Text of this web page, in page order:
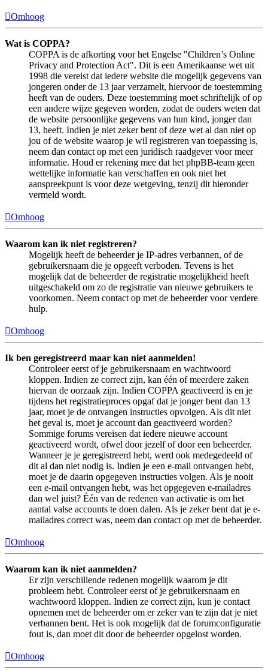
Omhoog
Wat is COPPA?
COPPA is de afkorting voor het Engelse "Children’s Online
Privacy and Protection Act". Dit is een Amerikaanse wet uit
1998 die vereist dat iedere website die mogelijk gegevens van
jongeren onder de 13 jaar verzamelt, hiervoor de toestemming
heeft van de ouders. Deze toestemming moet schriftelijk of op
een andere wijze gegeven worden, zodat de ouders weten dat
de website persoonlijke gegevens van hun kind, jonger dan
13, heeft. Indien je niet zeker bent of deze wet al dan niet op
jou of de website waarop je wil registreren van toepassing is,
neem dan contact op met een juridisch raadgever voor meer
informatie. Houd er rekening mee dat het phpBB-team geen
wettelijke informatie kan verschaffen en ook niet het
aanspreekpunt is voor deze wetgeving, tenzij dit hieronder
vermeld wordt.
Omhoog
Waarom kan ik niet registreren?
Mogelijk heeft de beheerder je IP-adres verbannen, of de
gebruikersnaam die je opgeeft verboden. Tevens is het
mogelijk dat de beheerder de registratie mogelijkheid heeft
uitgeschakeld om zo de registratie van nieuwe gebruikers te
voorkomen. Neem contact op met de beheerder voor verdere
hulp.
Omhoog
Ik ben geregistreerd maar kan niet aanmelden!
Controleer eerst of je gebruikersnaam en wachtwoord
kloppen. Indien ze correct zijn, kan één of meerdere zaken
hiervan de oorzaak zijn. Indien COPPA geactiveerd is en je
tijdens het registratieproces opgaf dat je jonger bent dan 13
jaar, moet je de ontvangen instructies opvolgen. Als dit niet
het geval is, moet je account dan geactiveerd worden?
Sommige forums vereisen dat iedere nieuwe account
geactiveerd wordt, ofwel door jezelf of door een beheerder.
Wanneer je je geregistreerd hebt, werd ook medegedeeld of
dit al dan niet nodig is. Indien je een e-mail ontvangen hebt,
moet je de daarin opgegeven instructies volgen. Als je nooit
een e-mail ontvangen hebt, was het opgegeven e-mailadres
dan wel juist? Één van de redenen van activatie is om het
aantal valse accounts te doen dalen. Als je zeker bent dat je e-
mailadres correct was, neem dan contact op met de beheerder.
Omhoog
Waarom kan ik niet aanmelden?
Er zijn verschillende redenen mogelijk waarom je dit
probleem hebt. Controleer eerst of je gebruikersnaam en
wachtwoord kloppen. Indien ze correct zijn, kun je contact
opnemen met de beheerder om er zeker van te zijn dat je niet
verbannen bent. Het is ook mogelijk dat de forumconfiguratie
fout is, dan moet dit door de beheerder opgelost worden.
Omhoog